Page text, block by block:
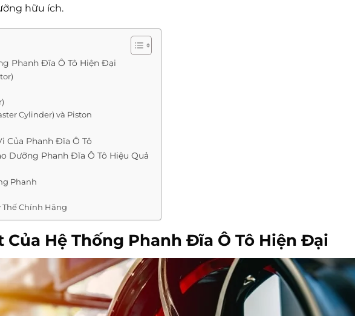
hữu ích.
Phanh Đĩa Ô Tô Hiện Đại
Cylinder) và Piston
Của Phanh Đĩa Ô Tô
Dưỡng Phanh Đĩa Ô Tô Hiệu Quả
Phanh
Thế Chính Hãng
Của Hệ Thống Phanh Đĩa Ô Tô Hiện Đại